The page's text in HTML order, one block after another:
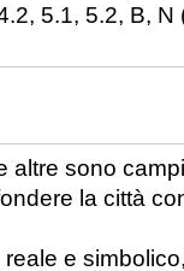
5.1, 5.2, B, N
altre sono
la città
e